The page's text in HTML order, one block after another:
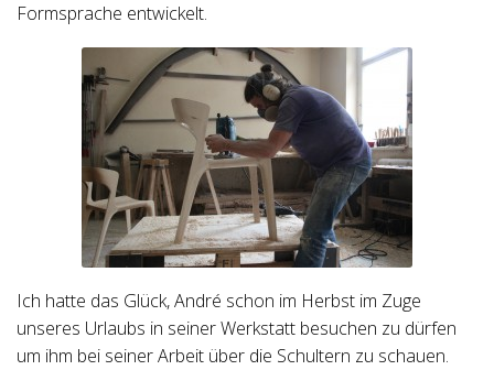
Formsprache entwickelt.
Ich hatte das Glück, André schon im Herbst im Zuge
unseres Urlaubs in seiner Werkstatt besuchen zu dürfen
um ihm bei seiner Arbeit über die Schultern zu schauen.